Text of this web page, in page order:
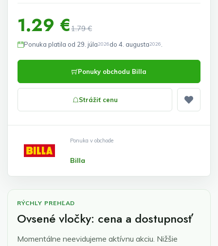
1.29 €1.79 €
Ponuka platila od 29. júla2026do 4. augusta2026
Ponuky obchodu Billa
Strážiť cenu
Pridať
Ponuka v obchode
Billa
RÝCHLY PREHĽAD
Ovsené vločky: cena a dostupnosť
Momentálne neevidujeme aktívnu akciu. Nižšie